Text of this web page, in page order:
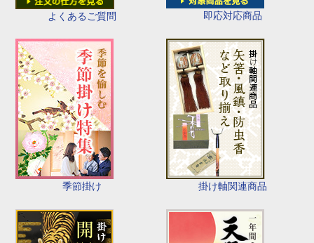
よくあるご質問 即応対応商品
季節掛け 掛け軸関連商品